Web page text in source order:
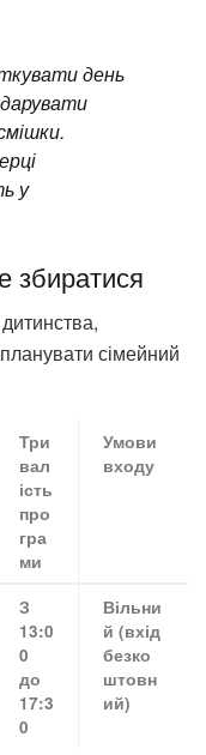
день
у
збиратися
сімейний
Три
вал
ість
про
гра
ми
Умови
входу
З
13:0
0
до
17:3
0
Вільни
й (вхід
безко
штовн
ий)